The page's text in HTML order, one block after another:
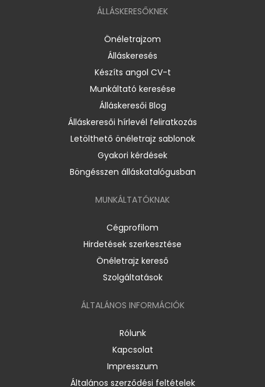
ÁLLÁSKERESŐKNEK
Önéletrajzom
Álláskeresés
Készíts angol CV-t
Munkáltató keresése
Álláskeresői Blog
Álláskeresői hírlevél feliratkozás
Letölthető önéletrajz sablonok
Gyakori kérdések
Böngésszen álláskatalógusban
MUNKÁLTATÓKNAK
Cégprofilom
Hirdetések szerkesztése
Önéletrajz kereső
Szolgáltatások
ÁLTALÁNOS INFORMÁCIÓK
Rólunk
Kapcsolat
Impresszum
Általános szerződési feltételek